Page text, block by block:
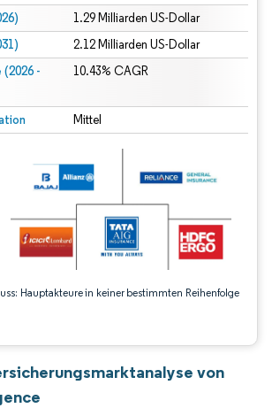
1.29 Milliarden US-Dollar
2.12 Milliarden US-Dollar
-
10.43% CAGR
Mittel
Hauptakteure in keiner bestimmten Reihenfolge
Wiederverwendung erfordert Namensnennung
von